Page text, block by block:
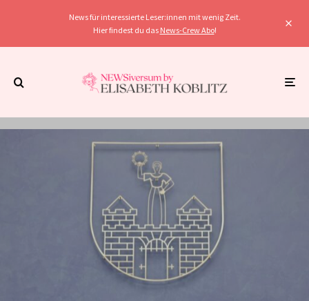
News für interessierte Leser:innen mit wenig Zeit.
Hier findest du das News-Crew Abo!